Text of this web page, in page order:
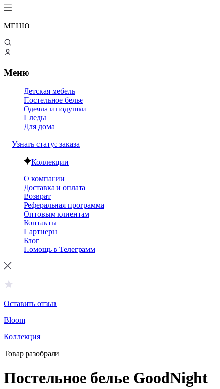
МЕНЮ
Меню
Детская мебель
Постельное белье
Одеяла и подушки
Пледы
Для дома
Узнать статус заказа
Коллекции
О компании
Доставка и оплата
Возврат
Реферальная программа
Оптовым клиентам
Контакты
Партнеры
Блог
Помощь в Телеграмм
Оставить отзыв
Bloom
Коллекция
Товар разобрали
Постельное белье GoodNight